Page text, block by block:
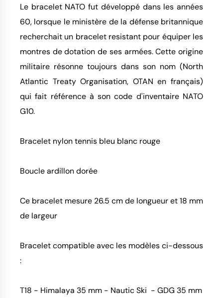
Le bracelet NATO fut développé dans les années
60, lorsque le ministère de la défense britannique
recherchait un bracelet resistant pour équiper les
montres de dotation de ses armées. Cette origine
militaire résonne toujours dans son nom (North
Atlantic Treaty Organisation, OTAN en français)
qui fait référence à son code d'inventaire NATO
G10.
Bracelet nylon tennis bleu blanc rouge
Boucle ardillon dorée
Ce bracelet mesure 26.5 cm de longueur et 18 mm
de largeur
Bracelet compatible avec les modèles ci-dessous
:
T18 - Himalaya 35 mm - Nautic Ski - GDG 35 mm